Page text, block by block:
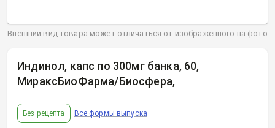
Индинол, капс по 300мг банка, 60,
МираксБиоФарма/Биосфера,
Без рецепта Все формы выпуска
Внешний вид товара может отличаться от изображенного на фото